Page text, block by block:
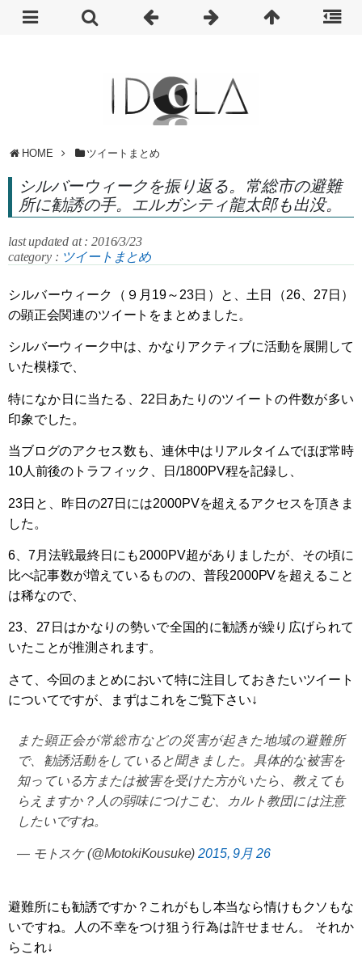
HOME ツイートまとめ
シルバーウィークを振り返る。常総市の避難
所に勧誘の手。エルガシティ龍太郎も出没。
last updated at : 2016/3/23
category : ツイートまとめ
シルバーウィーク（９月19～23日）と、土日（26、27日）
の顕正会関連のツイートをまとめました。
シルバーウィーク中は、かなりアクティブに活動を展開して
いた模様で、
特になか日に当たる、22日あたりのツイートの件数が多い
印象でした。
当ブログのアクセス数も、連休中はリアルタイムでほぼ常時
10人前後のトラフィック、日/1800PV程を記録し、
23日と、昨日の27日には2000PVを超えるアクセスを頂きま
した。
6、7月法戦最終日にも2000PV超がありましたが、その頃に
比べ記事数が増えているものの、普段2000PVを超えること
は稀なので、
23、27日はかなりの勢いで全国的に勧誘が繰り広げられて
いたことが推測されます。
さて、今回のまとめにおいて特に注目しておきたいツイート
についてですが、まずはこれをご覧下さい↓
また顕正会が常総市などの災害が起きた地域の避難所
で、勧誘活動をしていると聞きました。具体的な被害を
知っている方または被害を受けた方がいたら、教えても
らえますか？人の弱味につけこむ、カルト教団には注意
したいですね。
— モトスケ (@MotokiKousuke)2015, 9月 26
避難所にも勧誘ですか？これがもし本当なら情けもクソもな
いですね。人の不幸をつけ狙う行為は許せません。 それか
らこれ↓